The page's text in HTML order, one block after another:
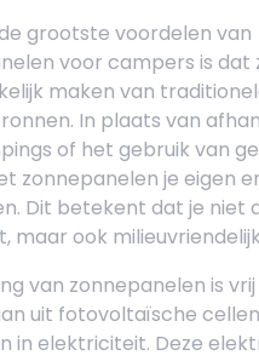
grootste voordelen van
voor campers is dat
maken van
In plaats van
of het gebruik van
zonnepanelen je eigen
Dit betekent dat je niet
maar ook
van zonnepanelen is
uit fotovoltaïsche
in elektriciteit. Deze